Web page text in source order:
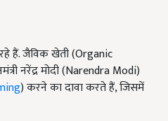
हैं. जैविक खेती (Organic
नरेंद्र मोदी (Narendra Modi)
) करने का दावा करते हैं, जिसमें